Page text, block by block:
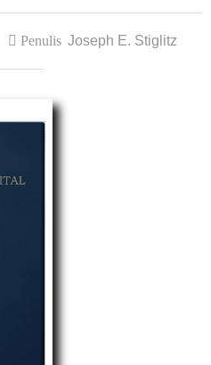
Penulis Joseph E. Stiglitz